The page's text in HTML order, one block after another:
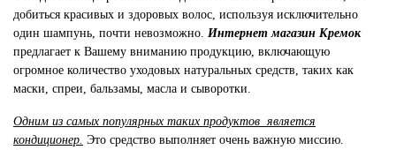
добиться красивых и здоровых волос, используя исключительно
один шампунь, почти невозможно. Интернет магазин Кремок
предлагает к Вашему вниманию продукцию, включающую
огромное количество уходовых натуральных средств, таких как
маски, спреи, бальзамы, масла и сыворотки.
Одним из самых популярных таких продуктов является
кондиционер. Это средство выполняет очень важную миссию.